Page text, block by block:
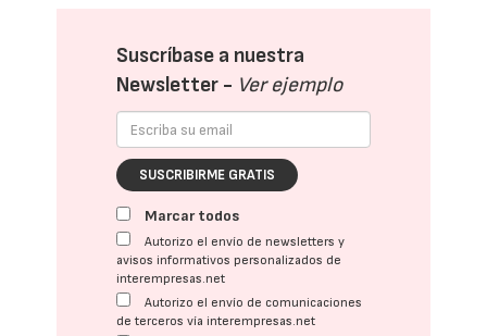
Suscríbase a nuestra
Newsletter - Ver ejemplo
SUSCRIBIRME GRATIS
Marcar todos
Autorizo el envío de newsletters y
avisos informativos personalizados de
interempresas.net
Autorizo el envío de comunicaciones
de terceros vía interempresas.net